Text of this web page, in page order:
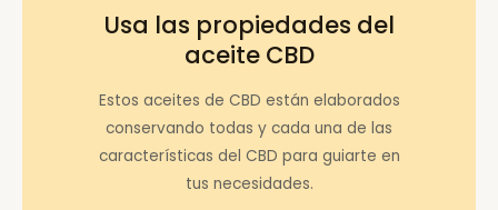
Usa las propiedades del
aceite CBD
Estos aceites de CBD están elaborados
conservando todas y cada una de las
características del CBD para guiarte en
tus necesidades.